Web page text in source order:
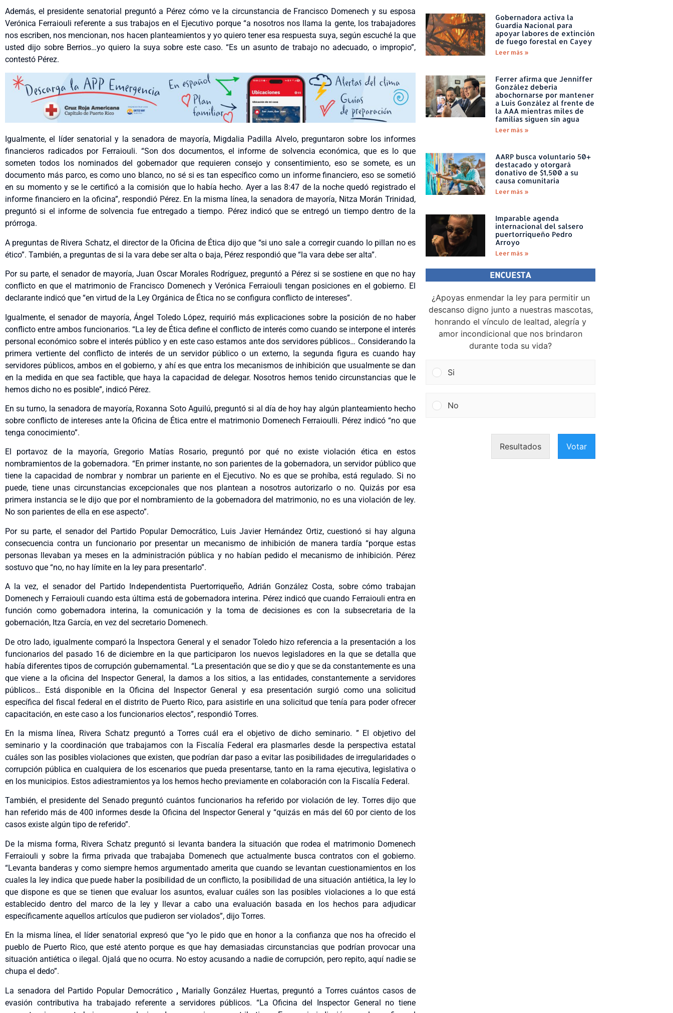
Además, el presidente senatorial preguntó a Pérez cómo ve la circunstancia de Francisco Domenech y su esposa
Verónica Ferraiouli referente a sus trabajos en el Ejecutivo porque “a nosotros nos llama la gente, los trabajadores
nos escriben, nos mencionan, nos hacen planteamientos y yo quiero tener esa respuesta suya, según escuché la que
usted dijo sobre Berrios…yo quiero la suya sobre este caso. “Es un asunto de trabajo no adecuado, o impropio”,
contestó Pérez.
Igualmente, el líder senatorial y la senadora de mayoría, Migdalia Padilla Alvelo, preguntaron sobre los informes
financieros radicados por Ferraiouli. “Son dos documentos, el informe de solvencia económica, que es lo que
someten todos los nominados del gobernador que requieren consejo y consentimiento, eso se somete, es un
documento más parco, es como uno blanco, no sé si es tan específico como un informe financiero, eso se sometió
en su momento y se le certificó a la comisión que lo había hecho. Ayer a las 8:47 de la noche quedó registrado el
informe financiero en la oficina”, respondió Pérez. En la misma línea, la senadora de mayoría, Nitza Morán Trinidad,
preguntó si el informe de solvencia fue entregado a tiempo. Pérez indicó que se entregó un tiempo dentro de la
prórroga.
A preguntas de Rivera Schatz, el director de la Oficina de Ética dijo que “si uno sale a corregir cuando lo pillan no es
ético”. También, a preguntas de si la vara debe ser alta o baja, Pérez respondió que “la vara debe ser alta”.
Por su parte, el senador de mayoría, Juan Oscar Morales Rodríguez, preguntó a Pérez si se sostiene en que no hay
conflicto en que el matrimonio de Francisco Domenech y Verónica Ferraiouli tengan posiciones en el gobierno. El
declarante indicó que “en virtud de la Ley Orgánica de Ética no se configura conflicto de intereses”.
Igualmente, el senador de mayoría, Ángel Toledo López, requirió más explicaciones sobre la posición de no haber
conflicto entre ambos funcionarios. “La ley de Ética define el conflicto de interés como cuando se interpone el interés
personal económico sobre el interés público y en este caso estamos ante dos servidores públicos… Considerando la
primera vertiente del conflicto de interés de un servidor público o un externo, la segunda figura es cuando hay
servidores públicos, ambos en el gobierno, y ahí es que entra los mecanismos de inhibición que usualmente se dan
en la medida en que sea factible, que haya la capacidad de delegar. Nosotros hemos tenido circunstancias que le
hemos dicho no es posible”, indicó Pérez.
En su turno, la senadora de mayoría, Roxanna Soto Aguilú, preguntó si al día de hoy hay algún planteamiento hecho
sobre conflicto de intereses ante la Oficina de Ética entre el matrimonio Domenech Ferraioulli. Pérez indicó “no que
tenga conocimiento”.
El portavoz de la mayoría, Gregorio Matías Rosario, preguntó por qué no existe violación ética en estos
nombramientos de la gobernadora. “En primer instante, no son parientes de la gobernadora, un servidor público que
tiene la capacidad de nombrar y nombrar un pariente en el Ejecutivo. No es que se prohíba, está regulado. Si no
puede, tiene unas circunstancias excepcionales que nos plantean a nosotros autorizarlo o no. Quizás por esa
primera instancia se le dijo que por el nombramiento de la gobernadora del matrimonio, no es una violación de ley.
No son parientes de ella en ese aspecto”.
Por su parte, el senador del Partido Popular Democrático, Luis Javier Hernández Ortiz, cuestionó si hay alguna
consecuencia contra un funcionario por presentar un mecanismo de inhibición de manera tardía “porque estas
personas llevaban ya meses en la administración pública y no habían pedido el mecanismo de inhibición. Pérez
sostuvo que “no, no hay límite en la ley para presentarlo”.
A la vez, el senador del Partido Independentista Puertorriqueño, Adrián González Costa, sobre cómo trabajan
Domenech y Ferraiouli cuando esta última está de gobernadora interina. Pérez indicó que cuando Ferraiouli entra en
función como gobernadora interina, la comunicación y la toma de decisiones es con la subsecretaria de la
gobernación, Itza García, en vez del secretario Domenech.
De otro lado, igualmente comparó la Inspectora General y el senador Toledo hizo referencia a la presentación a los
funcionarios del pasado 16 de diciembre en la que participaron los nuevos legisladores en la que se detalla que
había diferentes tipos de corrupción gubernamental. “La presentación que se dio y que se da constantemente es una
que viene a la oficina del Inspector General, la damos a los sitios, a las entidades, constantemente a servidores
públicos… Está disponible en la Oficina del Inspector General y esa presentación surgió como una solicitud
específica del fiscal federal en el distrito de Puerto Rico, para asistirle en una solicitud que tenía para poder ofrecer
capacitación, en este caso a los funcionarios electos”, respondió Torres.
En la misma línea, Rivera Schatz preguntó a Torres cuál era el objetivo de dicho seminario. ” El objetivo del
seminario y la coordinación que trabajamos con la Fiscalía Federal era plasmarles desde la perspectiva estatal
cuáles son las posibles violaciones que existen, que podrían dar paso a evitar las posibilidades de irregularidades o
corrupción pública en cualquiera de los escenarios que pueda presentarse, tanto en la rama ejecutiva, legislativa o
en los municipios. Estos adiestramientos ya los hemos hecho previamente en colaboración con la Fiscalía Federal.
También, el presidente del Senado preguntó cuántos funcionarios ha referido por violación de ley. Torres dijo que
han referido más de 400 informes desde la Oficina del Inspector General y “quizás en más del 60 por ciento de los
casos existe algún tipo de referido”.
De la misma forma, Rivera Schatz preguntó si levanta bandera la situación que rodea el matrimonio Domenech
Ferraiouli y sobre la firma privada que trabajaba Domenech que actualmente busca contratos con el gobierno.
“Levanta banderas y como siempre hemos argumentado amerita que cuando se levantan cuestionamientos en los
cuales la ley indica que puede haber la posibilidad de un conflicto, la posibilidad de una situación antiética, la ley lo
que dispone es que se tienen que evaluar los asuntos, evaluar cuáles son las posibles violaciones a lo que está
establecido dentro del marco de la ley y llevar a cabo una evaluación basada en los hechos para adjudicar
específicamente aquellos artículos que pudieron ser violados”, dijo Torres.
En la misma línea, el líder senatorial expresó que “yo le pido que en honor a la confianza que nos ha ofrecido el
pueblo de Puerto Rico, que esté atento porque es que hay demasiadas circunstancias que podrían provocar una
situación antiética o ilegal. Ojalá que no ocurra. No estoy acusando a nadie de corrupción, pero repito, aquí nadie se
chupa el dedo”.
La senadora del Partido Popular Democrático , Marially González Huertas, preguntó a Torres cuántos casos de
evasión contributiva ha trabajado referente a servidores públicos. “La Oficina del Inspector General no tiene
Gobernadora activa la
Guardia Nacional para
apoyar labores de extinción
de fuego forestal en Cayey
Leer más »
Ferrer afirma que Jenniffer
González debería
abochornarse por mantener
a Luis González al frente de
la AAA mientras miles de
familias siguen sin agua
Leer más »
AARP busca voluntario 50+
destacado y otorgará
donativo de $1,500 a su
causa comunitaria
Leer más »
Imparable agenda
internacional del salsero
puertorriqueño Pedro
Arroyo
Leer más »
ENCUESTA
¿Apoyas enmendar la ley para permitir un
descanso digno junto a nuestras mascotas,
honrando el vínculo de lealtad, alegría y
amor incondicional que nos brindaron
durante toda su vida?
Si
No
Resultados Votar